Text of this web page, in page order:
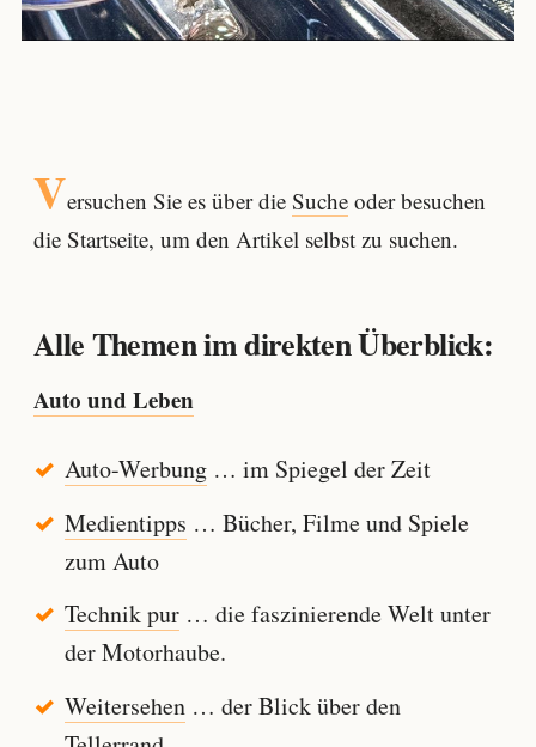
Versuchen Sie es über die Sucheoder besuchen
die Startseite, um den Artikel selbst zu suchen.
Alle Themen im direkten Überblick:
Auto und Leben
Auto-Werbung… im Spiegel der Zeit
Medientipps … Bücher, Filme und Spiele
zum Auto
Technik pur… die faszinierende Welt unter
der Motorhaube.
Weitersehen… der Blick über den